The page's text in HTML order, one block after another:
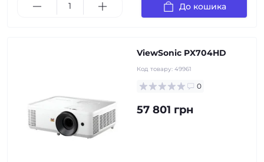
До кошика
ViewSonic PX704HD
Код товару: 49961
0
57 801 грн